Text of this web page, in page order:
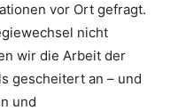
vor Ort gefragt.
nicht
wir die Arbeit der
gescheitert an – und
und